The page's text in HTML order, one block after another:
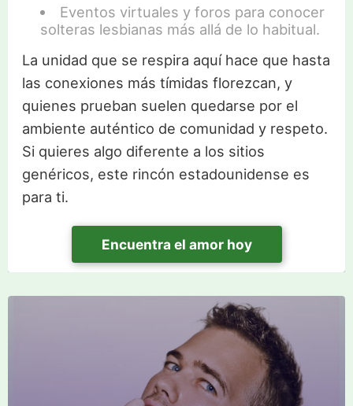
Eventos virtuales y foros para conocer
solteras lesbianas más allá de lo habitual.
La unidad que se respira aquí hace que hasta
las conexiones más tímidas florezcan, y
quienes prueban suelen quedarse por el
ambiente auténtico de comunidad y respeto.
Si quieres algo diferente a los sitios
genéricos, este rincón estadounidense es
para ti.
Encuentra el amor hoy